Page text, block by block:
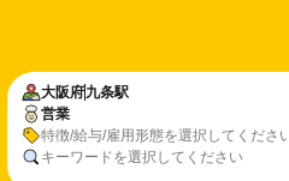
大阪府九条駅
営業
特徴/給与/雇用形態を選択してくださ
キーワードを選択してください